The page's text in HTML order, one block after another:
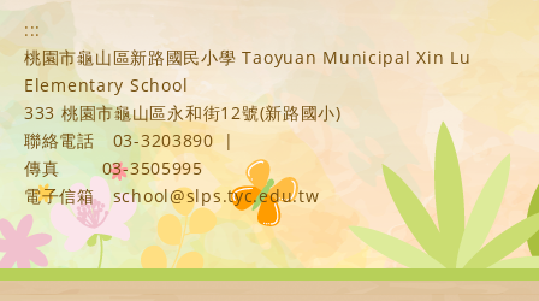
:::
桃園市龜山區新路國民小學 Taoyuan Municipal Xin Lu
Elementary School
333 桃園市龜山區永和街12號(新路國小)
聯絡電話
03-3203890
|
傳真
03-3505995
電子信箱
school@slps.tyc.edu.tw